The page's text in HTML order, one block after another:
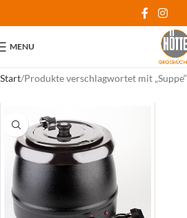
MENU
Start Produkte verschlagwortet mit „Suppe“